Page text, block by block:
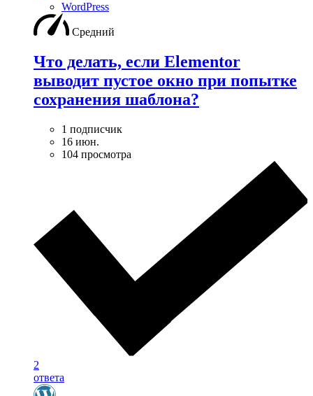
WordPress
Средний
Что делать, если Elementor
выводит пустое окно при попытке
сохранения шаблона?
1 подписчик
16 июн.
104 просмотра
2
ответа